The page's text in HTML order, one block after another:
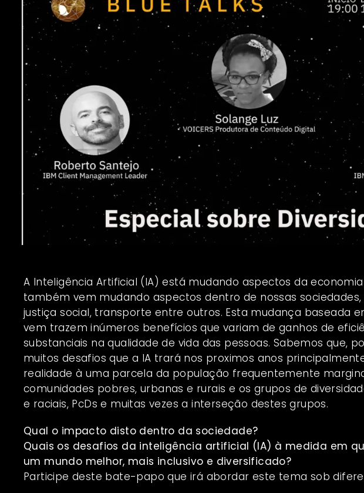
A Inteligência Artificial (IA) está mudando aspectos da
também vem mudando aspectos dentro de nossas sociedades,
justiça social, transporte entre outros. Esta mudança baseada
vem trazem inúmeros benefícios que variam de ganhos de
substanciais na qualidade de vida das pessoas. Sabemos que,
muitos desafios que a IA trará nos proximos anos
realidade à uma parcela da população frequentemente
comunidades pobres, urbanas e rurais e os grupos de
e raciais, PcDs e muitas vezes a interseção destes grupos.
Qual o impacto disto dentro da sociedade?
Quais os desafios da inteligência artificial (IA) à medida em
um mundo melhor, mais inclusivo e diversificado?
Participe deste bate-papo que irá abordar este tema sob